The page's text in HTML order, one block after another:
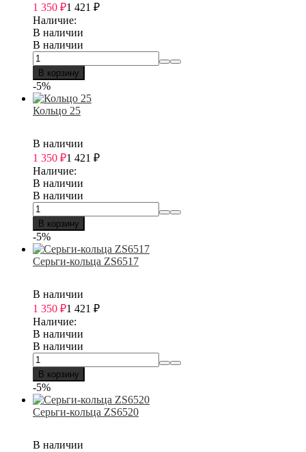
1 350 ₽1 421 ₽
Наличие:
В наличии
В наличии
В корзину
-5%
Кольцо 25
В наличии
1 350 ₽1 421 ₽
Наличие:
В наличии
В наличии
В корзину
-5%
Серьги-кольца ZS6517
В наличии
1 350 ₽1 421 ₽
Наличие:
В наличии
В наличии
В корзину
-5%
Серьги-кольца ZS6520
В наличии